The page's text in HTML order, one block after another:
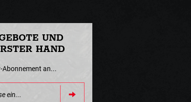
UND
HAND
Abonnement an...